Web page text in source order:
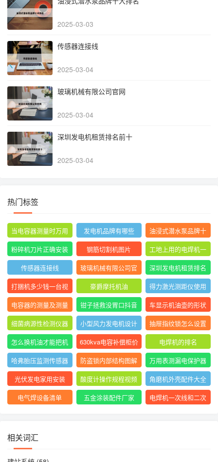
2025-03-03
传感器连接线
2025-03-04
玻璃机械有限公司官网
2025-03-04
深圳发电机租赁排名前十
2025-03-04
热门标签
当电容器测量时万用
表指针摆动后停止不
动
发电机品牌有哪些
油浸式潜水泵品牌十
大排名
粉碎机刀片正确安装
方法图
钢筋切割机图片
工地上用的电焊机一
般是直流还是交流
传感器连接线
玻璃机械有限公司官
网
深圳发电机租赁排名
前十
打捆机多少钱一台视
频
豪爵摩托机油
得力激光测距仪使用
方法
电容器的测量及测量
结果怎么写
钳子拯救没胃口抖音
车显示机油壶的形状
是什么意思
细菌病源性检测仪器
是什么
小型风力发电机设计
与制作
抽屉指纹锁怎么设置
指纹
怎么换机油才能把机
油放干净
630kva电容补偿柜价
格
电焊机的排名
哈弗胎压监测传感器
防盗锁内部结构图解
图片
万用表测漏电保护器
短路怎么回事
光伏发电家用安装 酸度计操作规程视频
角磨机外壳配件大全
电气焊设备清单
五金涂装配件厂家
电焊机一次线和二次
相关词汇